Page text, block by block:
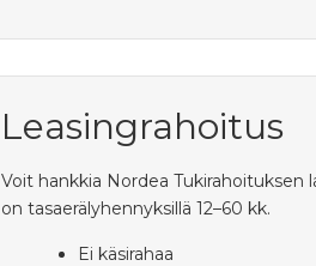
Leasingrahoitus
Voit hankkia Nordea
on tasaerälyhennyksillä 12–60 kk.
Ei käsirahaa